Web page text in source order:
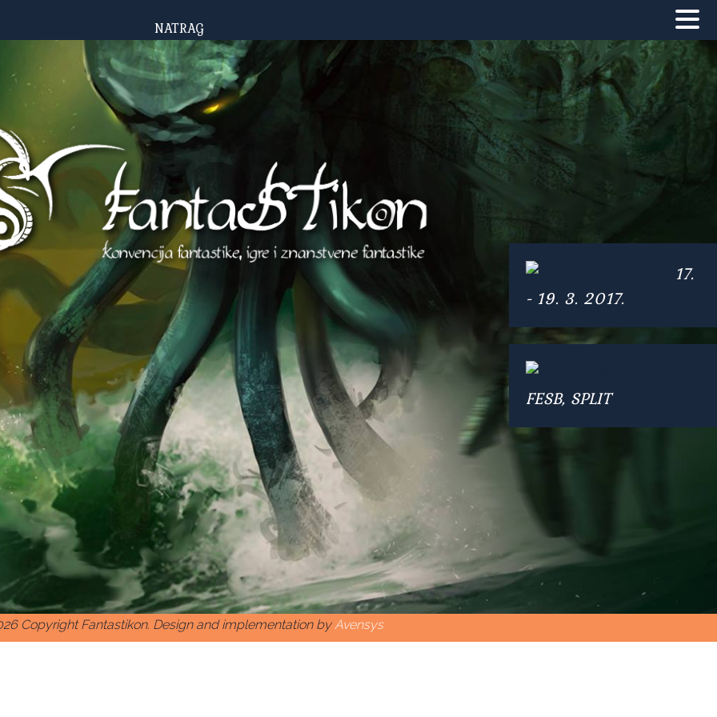
NATRAG
NASLOVNA
NOVOSTI
PROGRAM
ZA POSJETITELJE
SUPER H.I.K.
UDRUGA F&ST
PODRŠKA
17.
- 19. 3. 2017.
FESB, SPLIT
Copyright Fantastikon. Design and implementation byAvensys